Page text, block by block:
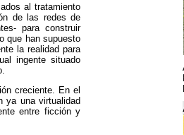
al tratamiento
de las redes de
para construir
que han supuesto
la realidad para
ingente situado
creciente. En el
ya una virtualidad
entre ficción y